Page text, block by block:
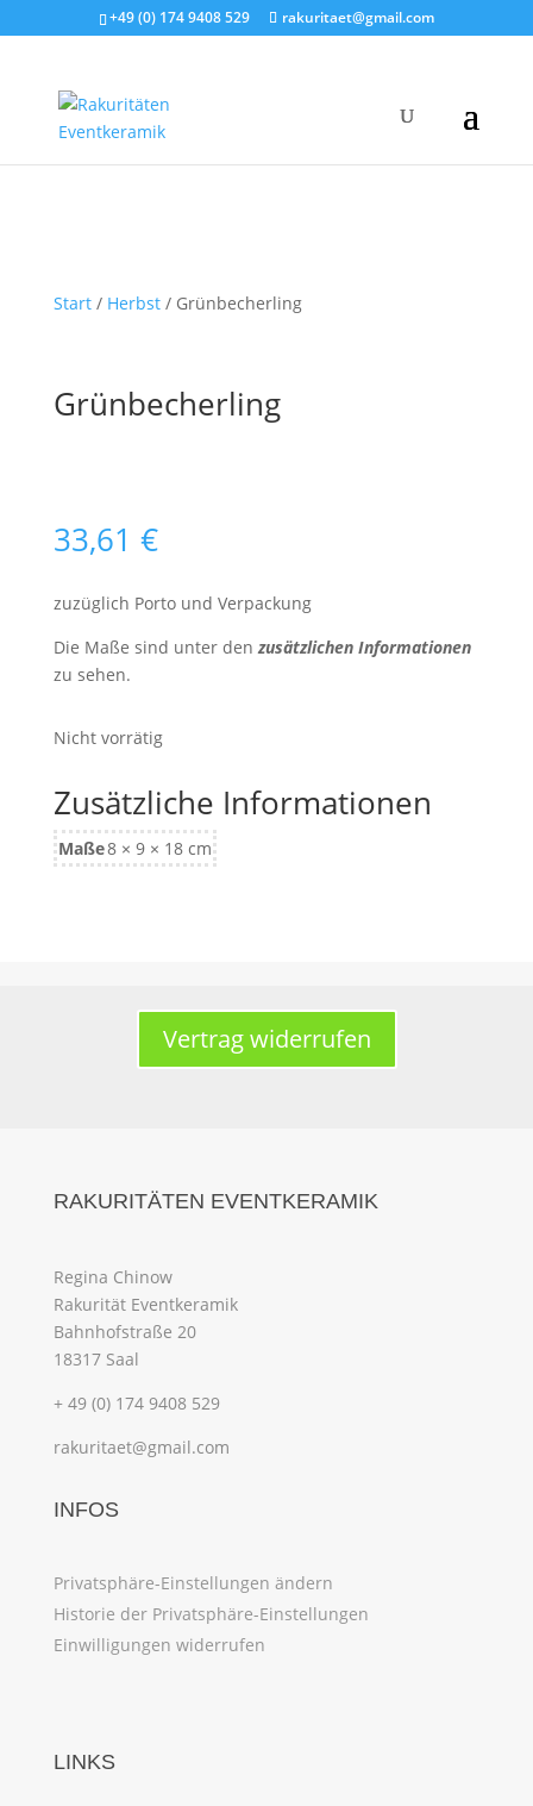
+49 (0) 174 9408 529 rakuritaet@gmail.com
Start/ Herbst/ Grünbecherling
Grünbecherling
33,61 €
zuzüglich Porto und Verpackung
Die Maße sind unter denzusätzlichen Informationen
zu sehen.
Nicht vorrätig
Zusätzliche Informationen
Maße8 × 9 × 18 cm
Vertrag widerrufen
RAKURITÄTEN EVENTKERAMIK
Regina Chinow
Rakurität Eventkeramik
Bahnhofstraße 20
18317 Saal
+ 49 (0) 174 9408 529
rakuritaet@gmail.com
INFOS
Privatsphäre-Einstellungen ändern
Historie der Privatsphäre-Einstellungen
Einwilligungen widerrufen
LINKS